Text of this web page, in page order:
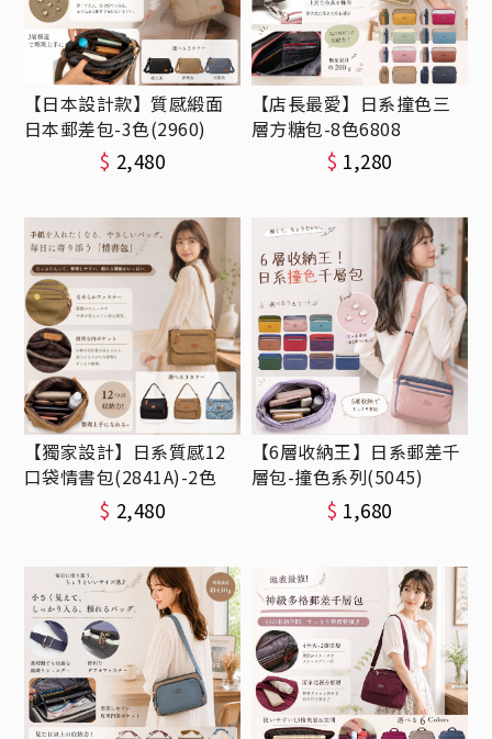
【日本設計款】質感緞面
日本郵差包-3色(2960)
$ 2,480
【店長最愛】日系撞色三
層方糖包-8色6808
$ 1,280
【獨家設計】日系質感12
口袋情書包(2841A)-2色
$ 2,480
【6層收納王】日系郵差千
層包-撞色系列(5045)
$ 1,680